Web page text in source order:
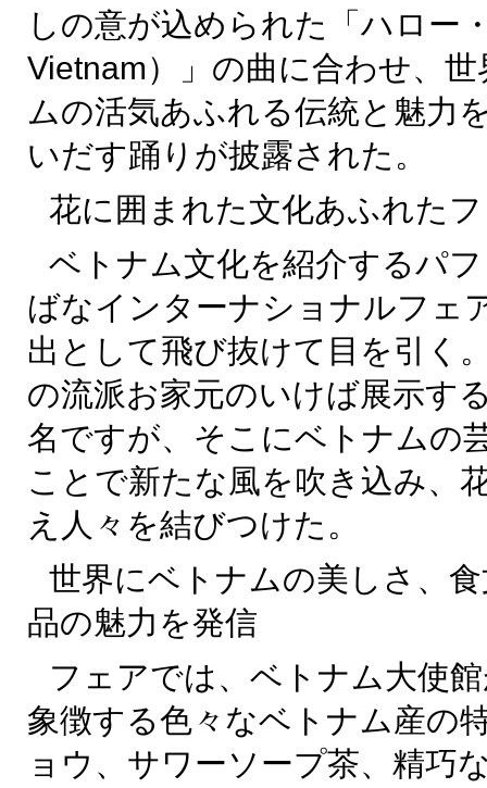
しの意が込められた「ハロー
Vietnam）」の曲に合わせ、
ムの活気あふれる伝統と魅力
いだす踊りが披露された。
花に囲まれた文化あふれた
ベトナム文化を紹介するパ
ばなインターナショナルフェ
出として飛び抜けて目を引く
の流派お家元のいけば展示す
名ですが、そこにベトナムの
ことで新たな風を吹き込み、
え人々を結びつけた。
世界にベトナムの美しさ、
品の魅力を発信
フェアでは、ベトナム大使
象徴する色々なベトナム産の
ョウ、サワーソープ茶、精巧